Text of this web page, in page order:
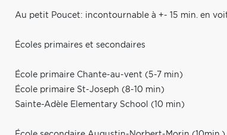
Au petit Poucet: incontournable à +- 15 min. en
Écoles primaires et secondaires
École primaire Chante-au-vent (5-7 min)
École primaire St-Joseph (8-10 min)
Sainte-Adèle Elementary School (10 min)